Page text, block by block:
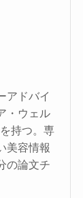
アドバイ
・ウェル
持つ。専
美容情報
の論文チ